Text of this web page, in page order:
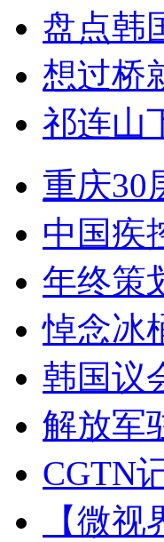
盘点韩
想过桥
祁连山
重庆
中国疾
年终策
悼念冰
韩国议
解放军
CGTN
【微